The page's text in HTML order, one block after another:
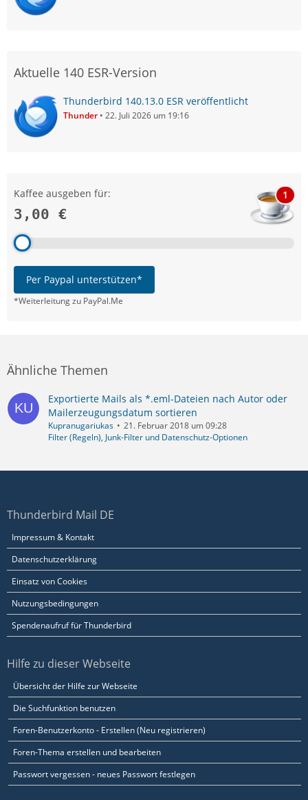
Aktuelle 140 ESR-Version
Thunderbird 140.13.0 ESR veröffentlicht
Thunder 22. Juli 2026 um 19:16
Kaffee ausgeben für:
3,00 €
1
Per Paypal unterstützen*
*Weiterleitung zu PayPal.Me
Ähnliche Themen
Exportierte Mails als *.eml-Dateien nach Autor oder
Mailerzeugungsdatum sortieren
Kupranugariukas
21. Februar 2018 um 09:28
Filter (Regeln), Junk-Filter und Datenschutz-Optionen
Thunderbird Mail DE
Impressum & Kontakt
Datenschutzerklärung
Einsatz von Cookies
Nutzungsbedingungen
Spendenaufruf für Thunderbird
Hilfe zu dieser Webseite
Übersicht der Hilfe zur Webseite
Die Suchfunktion benutzen
Foren-Benutzerkonto - Erstellen (Neu registrieren)
Foren-Thema erstellen und bearbeiten
Passwort vergessen - neues Passwort festlegen